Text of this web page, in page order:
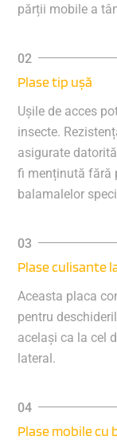
părții mobile a
Plase tip ușă
Ușile de acces
insecte.
asigurate
fi menținută fără
balamalelor
Plase culisante
Aceasta placa
pentru
același ca la cel
lateral.
Plase mobile cu